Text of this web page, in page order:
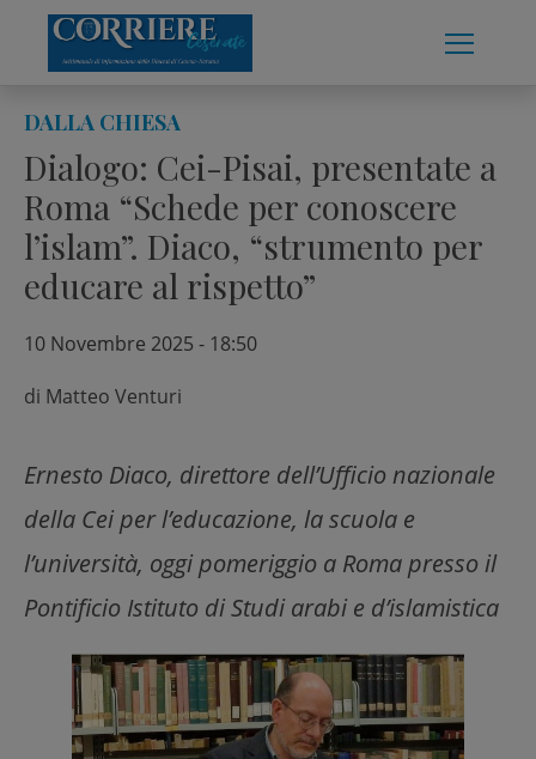
content
DALLA CHIESA
Dialogo: Cei-Pisai, presentate a
Roma “Schede per conoscere
l’islam”. Diaco, “strumento per
educare al rispetto”
10 Novembre 2025 - 18:50
di Matteo Venturi
Ernesto Diaco, direttore dell’Ufficio nazionale
della Cei per l’educazione, la scuola e
l’università, oggi pomeriggio a Roma presso il
Pontificio Istituto di Studi arabi e d’islamistica